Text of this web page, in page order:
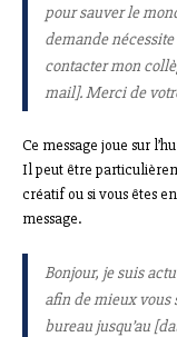
pour sauver le
demande
contacter mon
mail]. Merci de
Ce message joue sur
Il peut être
créatif ou si vous êtes
message.
Bonjour, je suis
afin de mieux vous
bureau jusqu’au